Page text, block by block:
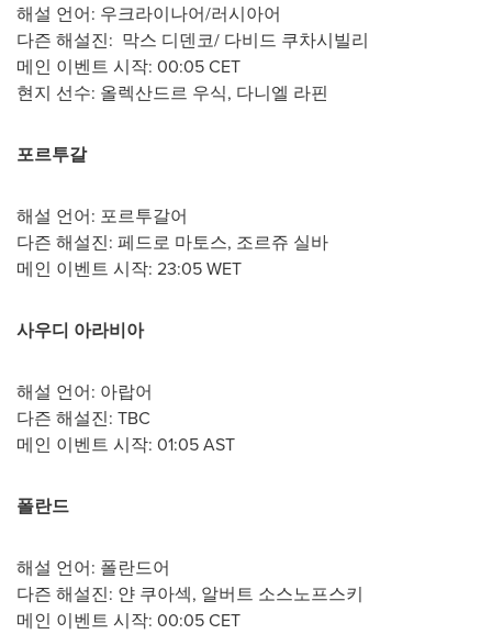
해설 언어: 우크라이나어/러시아어
다즌 해설진: 막스 디덴코/ 다비드 쿠차시빌리
메인 이벤트 시작: 00:05 CET
현지 선수: 올렉산드르 우식, 다니엘 라핀
포르투갈
해설 언어: 포르투갈어
다즌 해설진: 페드로 마토스, 조르쥬 실바
메인 이벤트 시작: 23:05 WET
사우디 아라비아
해설 언어: 아랍어
다즌 해설진: TBC
메인 이벤트 시작: 01:05 AST
폴란드
해설 언어: 폴란드어
다즌 해설진: 얀 쿠아섹, 알버트 소스노프스키
메인 이벤트 시작: 00:05 CET